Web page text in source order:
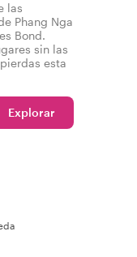
las
Phang Nga
Bond.
sin las
esta
Explorar